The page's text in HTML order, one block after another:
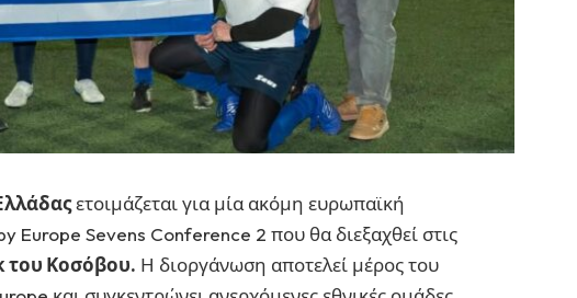
ετοιμάζεται για μία ακόμη ευρωπαϊκή
Europe Sevens Conference 2 που θα διεξαχθεί στις
του Κοσόβου. Η διοργάνωση αποτελεί μέρος του